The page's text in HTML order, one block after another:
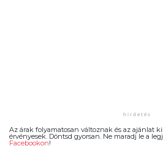
Az árak folyamatosan változnak és az ajánlat
érvényesek. Döntsd gyorsan. Ne maradj le a
Facebookon!